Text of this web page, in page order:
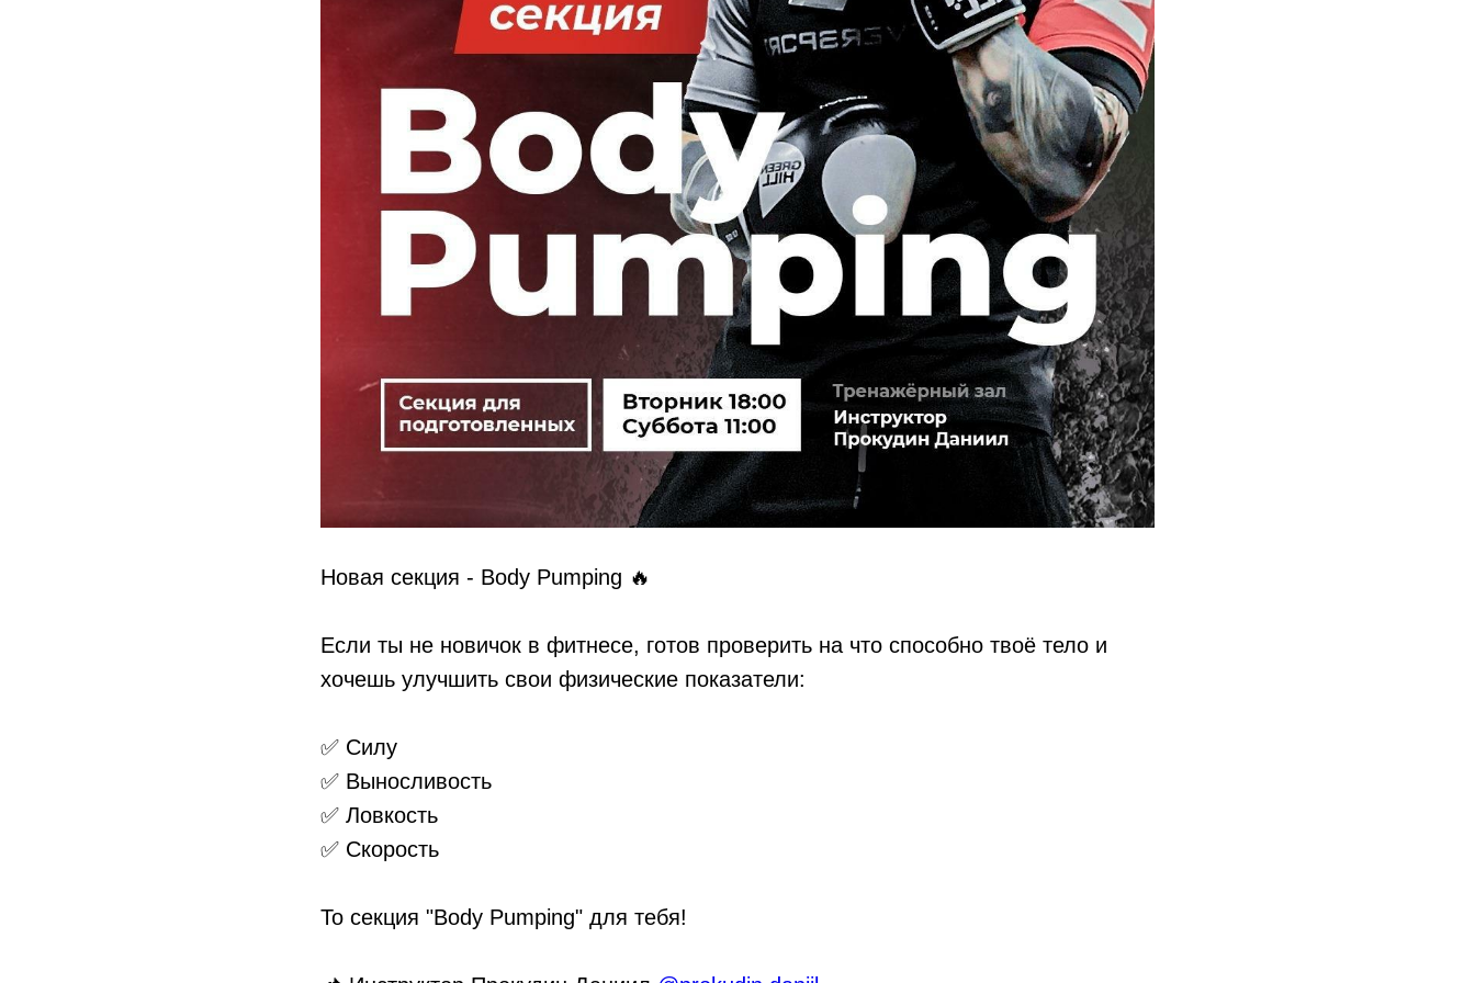
Новая секция - Body Pumping 🔥
Если ты не новичок в фитнесе, готов проверить на что способно твоё тело и
хочешь улучшить свои физические показатели:
✅ Силу
✅ Выносливость
✅ Ловкость
✅ Скорость
То секция "Body Pumping" для тебя!